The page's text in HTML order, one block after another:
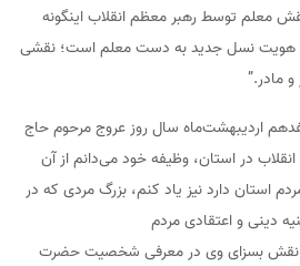
معلم توسط رهبر معظم انقلاب اینگونه
هویت نسل جدید به دست معلم است؛ نقشی
مادر.”
اردیبهشت‌ماه سال روز عروج مرحوم حاج
در استان، وظیفه خود می‌دانم از آن
استان دارد نیز یاد کنم، بزرگ مردی که در
دینی و اعتقادی مردم
نقش بسزای وی در معرفی شخصیت حضرت